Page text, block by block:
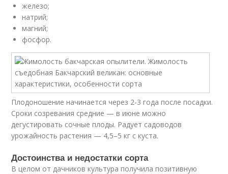
железо;
натрий;
магний;
фосфор.
Плодоношение начинается через 2-3 года после посадки.
Сроки созревания средние — в июне можно
дегустировать сочные плоды. Радует садоводов
урожайность растения — 4,5–5 кг с куста.
Достоинства и недостатки сорта
В целом от дачников культура получила позитивную